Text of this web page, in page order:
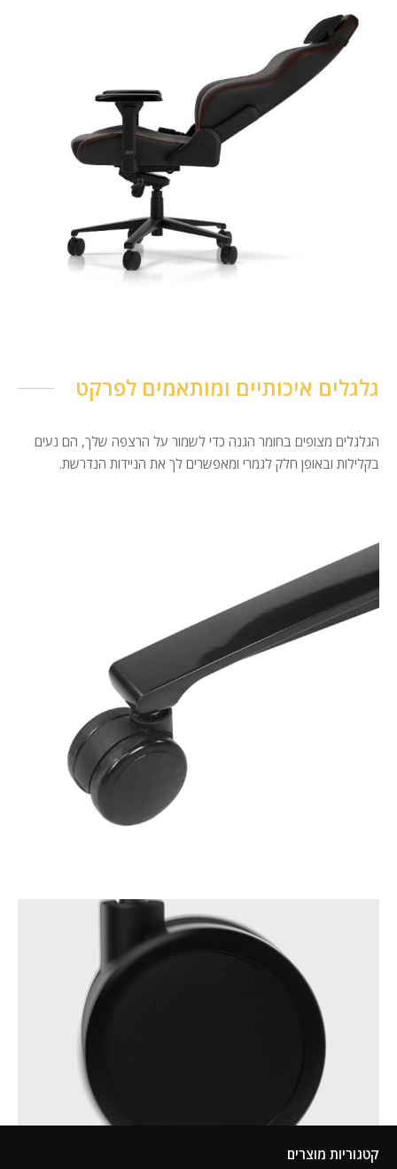
גלגלים איכותיים ומותאמים לפרקט
הגלגלים מצופים בחומר הגנה כדי לשמור על הרצפה שלך, הם נעים
בקלילות ובאופן חלק לגמרי ומאפשרים לך את הניידות הנדרשת.
קטגוריות מוצרים